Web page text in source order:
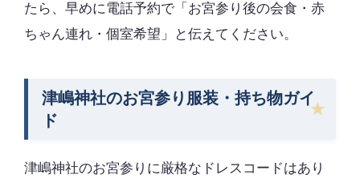
たら、早めに電話予約で「お宮参り後の会食・赤
ちゃん連れ・個室希望」と伝えてください。
津嶋神社のお宮参り服装・持ち物ガイ
ド
津嶋神社のお宮参りに厳格なドレスコードはあり